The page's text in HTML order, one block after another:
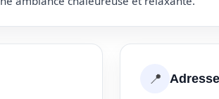
📍